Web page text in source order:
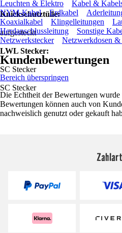
Knickschutztülle:
aufgesteckt
LWL Stecker:
SC Stecker
SC Stecker
Leuchten & Elektro
Kabel &
NYM-Kabel
Erdkabel
Koaxialkabel
Klingelleitungen
Herdanschlussleitung
Sonstige
Netzwerkstecker
Netzwerkdosen &
Kundenbewertungen
Bereich überspringen
Die Echtheit der Bewertungen
Bewertungen können auch von
nachweislich genutzt oder gekauft